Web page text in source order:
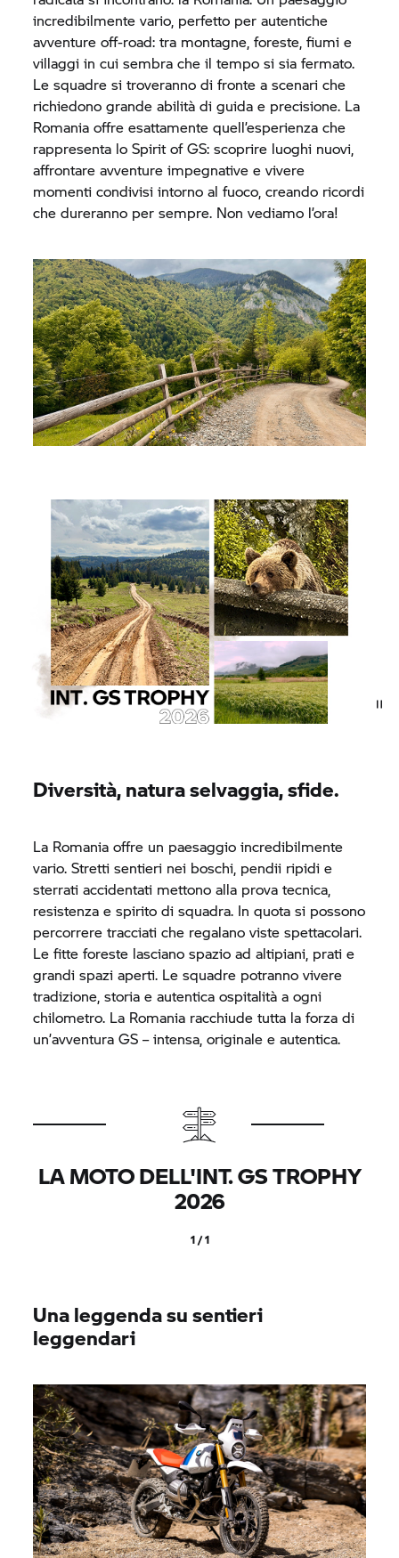
incredibilmente vario, perfetto per autentiche
avventure off-road: tra montagne, foreste, fiumi e
villaggi in cui sembra che il tempo si sia fermato.
Le squadre si troveranno di fronte a scenari che
richiedono grande abilità di guida e precisione. La
Romania offre esattamente quell’esperienza che
rappresenta lo Spirit of GS: scoprire luoghi nuovi,
affrontare avventure impegnative e vivere
momenti condivisi intorno al fuoco, creando ricordi
che dureranno per sempre. Non vediamo l’ora!
Diversità, natura selvaggia, sfide.
La Romania offre un paesaggio incredibilmente
vario. Stretti sentieri nei boschi, pendii ripidi e
sterrati accidentati mettono alla prova tecnica,
resistenza e spirito di squadra. In quota si possono
percorrere tracciati che regalano viste spettacolari.
Le fitte foreste lasciano spazio ad altipiani, prati e
grandi spazi aperti. Le squadre potranno vivere
tradizione, storia e autentica ospitalità a ogni
chilometro. La Romania racchiude tutta la forza di
un’avventura GS – intensa, originale e autentica.
LA MOTO DELL'INT.GS TROPHY
2026
1 / 1
Una leggenda su sentieri
leggendari